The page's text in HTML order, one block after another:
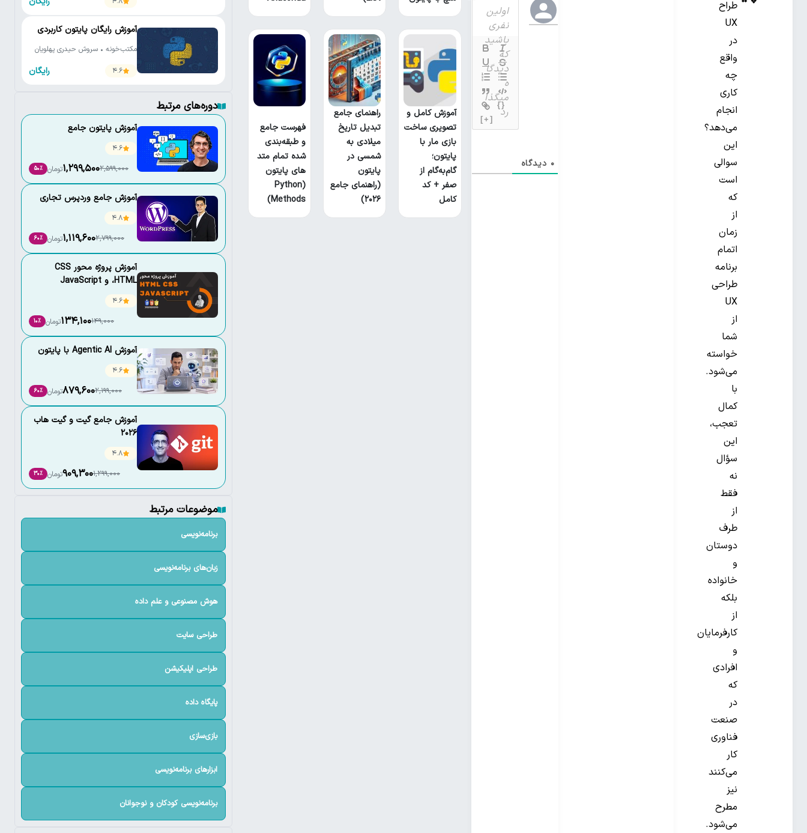
طراح
UX
در
واقع
چه
کاری
انجام
می‌دهد؟
این
سوالی
است
که
از
زمان
اتمام
برنامه
طراحی
UX
از
شما
خواسته
می‌شود.
با
کمال
تعجب،
این
سؤال
نه
فقط
از
طرف
دوستان
و
خانواده
بلکه
از
کارفرمایان
و
افرادی
که
در
صنعت
فناوری
کار
می‌کنند
نیز
مطرح
می‌شود.
{}
[+]
0 دیدگاه
آموزش کامل و
تصویری ساخت
بازی مار با
پایتون؛
گام‌به‌گام از
صفر + کد
کامل
راهنمای جامع
تبدیل تاریخ
میلادی به
شمسی در
پایتون
(راهنمای جامع
۲۰۲۶)
فهرست جامع
و طبقه‌بندی
شده تمام متد
های پایتون
(Python
Methods)
آموزش رایگان پایتون کاربردی
مکتب‌خونه • سروش حیدری پهلویان
4.6
رایگان
دوره‌های مرتبط
آموزش پایتون جامع
4.6
2,599,000
1,299,500تومان 50٪
آموزش جامع وردپرس تجاری
4.8
2,799,000
1,119,600تومان 60٪
آموزش پروژه محور CSS
،HTML و JavaScript
4.6
149,000
134,100تومان 10٪
آموزش Agentic AI با پایتون
4.6
2,199,000
879,600تومان 60٪
آموزش جامع گیت و گیت هاب
2026
4.8
1,299,000
909,300تومان 30٪
موضوعات مرتبط
برنامه‌نویسی
زبان‌های برنامه‌نویسی
هوش مصنوعی و علم داده
طراحی سایت
طراحی اپلیکیشن
پایگاه داده
بازی‌سازی
ابزارهای برنامه‌نویسی
برنامه‌نویسی کودکان و نوجوانان